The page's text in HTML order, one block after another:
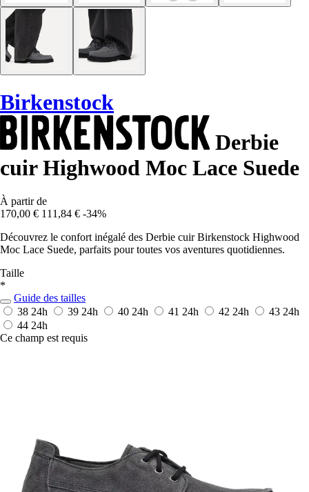
Birkenstock
Derbie
cuir Highwood Moc Lace Suede
À partir de
170,00 € 111,84 € -34%
Découvrez le confort inégalé des Derbie cuir Birkenstock Highwood
Moc Lace Suede, parfaits pour toutes vos aventures quotidiennes.
Taille
*
Guide des tailles
38 24h 39 24h 40 24h 41 24h 42 24h 43 24h
44 24h
Ce champ est requis